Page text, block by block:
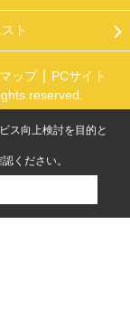
ト
ップ
PCサイト
reserved.
ス向上検討を目的と
ください。